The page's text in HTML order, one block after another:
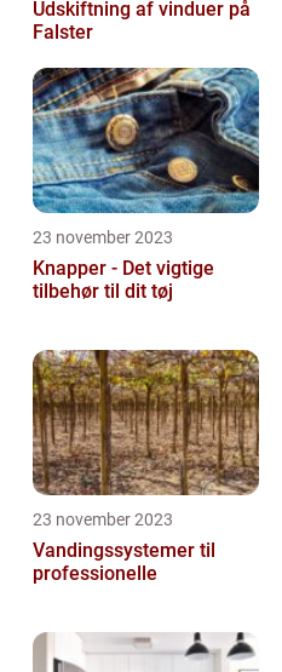
Udskiftning af vinduer på
Falster
23 november 2023
Knapper - Det vigtige
tilbehør til dit tøj
23 november 2023
Vandingssystemer til
professionelle